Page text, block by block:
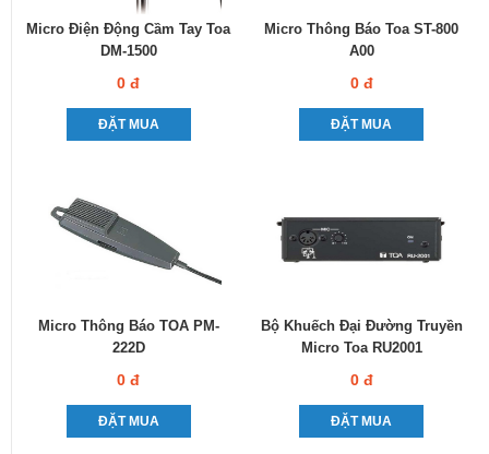
Micro Điện Động Cầm Tay Toa
DM-1500
0 đ
ĐẶT MUA
Micro Thông Báo Toa ST-800
A00
0 đ
ĐẶT MUA
Micro Thông Báo TOA PM-
222D
0 đ
ĐẶT MUA
Bộ Khuếch Đại Đường Truyền
Micro Toa RU2001
0 đ
ĐẶT MUA